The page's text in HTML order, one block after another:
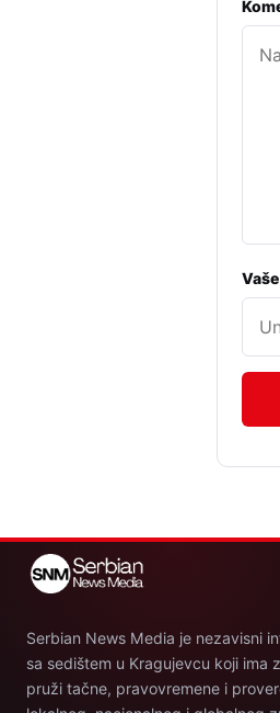
Serbian News Media je nezavisni
sa sedištem u Kragujevcu koji ima
pruži tačne, pravovremene i